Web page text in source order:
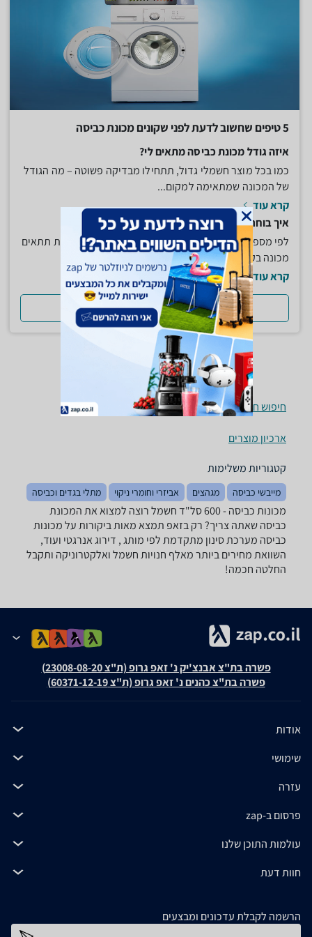
5 טיפים שחשוב לדעת לפני שקונים מכונת כביסה
איזה גודל מכונת כביסה מתאים לי?
כמו בכל מוצר חשמלי גדול, תתחילו מבדיקה פשוטה – מה הגודל
של המכונה שמתאימה למקום...
קרא עוד
איך בוחרים את הקיבולת של המכונה?
לפי מספר הנפשות שיש במשפחה. לבית עם 3 או 4 נפשות תתאים
מכונה בקיבולת של 5 או 6...
קרא עוד
למדריך המלא
חיפוש חנויות מכונות כביסה לפי עיר
ארכיון מוצרים
קטגוריות משלימות
מייבשי כביסה מגהצים אביזרי וחומרי ניקוי מתלי בגדים וכביסה
מכונות כביסה - ‏600 ‏סל"ד ‏חשמל רוצה למצוא את המכונת
כביסה שאתה צריך? רק בזאפ תמצא מאות ביקורות על מכונות
כביסה מערכת סינון מתקדמת לפי מותג , דירוג אנרגטי ועוד,
השוואת מחירים ביותר מאלף חנויות חשמל ואלקטרוניקה ותקבל
החלטה חכמה!
פשרה בת"צ אבנצ'יק נ' זאפ גרופ (ת"צ 23008-08-20)
פשרה בת"צ כהנים נ' זאפ גרופ (ת"צ 60371-12-19)
אודות
שימושי
עזרה
פרסום ב-zap
עולמות התוכן שלנו
חוות דעת
הרשמה לקבלת עדכונים ומבצעים